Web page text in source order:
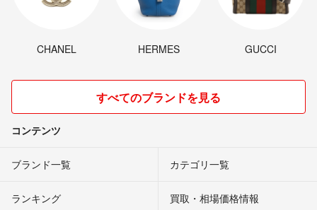
CHANEL HERMES GUCCI
すべてのブランドを見る
コンテンツ
ブランド一覧 カテゴリ一覧
ランキング 買取・相場価格情報